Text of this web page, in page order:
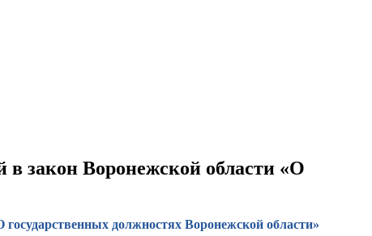
в закон Воронежской области «О
должностях Воронежской области»